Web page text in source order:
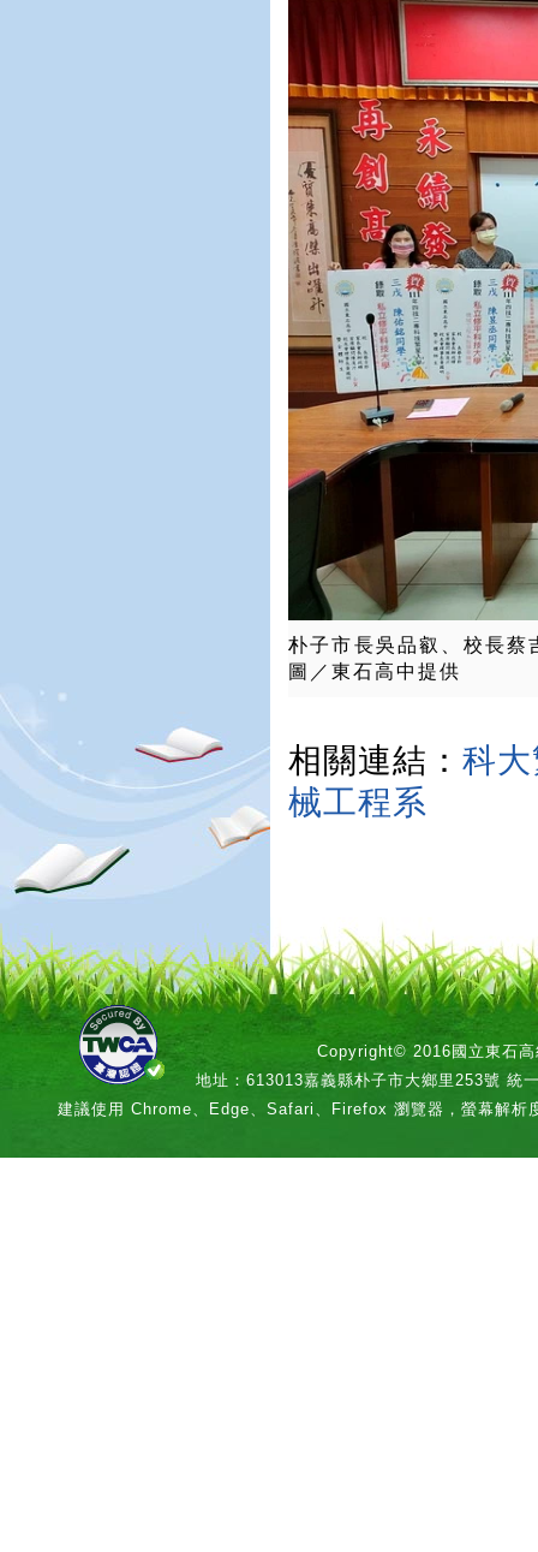
朴子市長吳品叡、校長
圖／東石高中提供
相關連結： 科
械工程系
Copyright© 2016國立東石高
地址：613013嘉義縣朴子市大鄉里253號 統
建議使用 Chrome、Edge、Safari、Firefox 瀏覽器，螢幕解